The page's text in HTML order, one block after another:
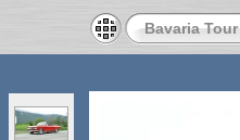
Bavaria